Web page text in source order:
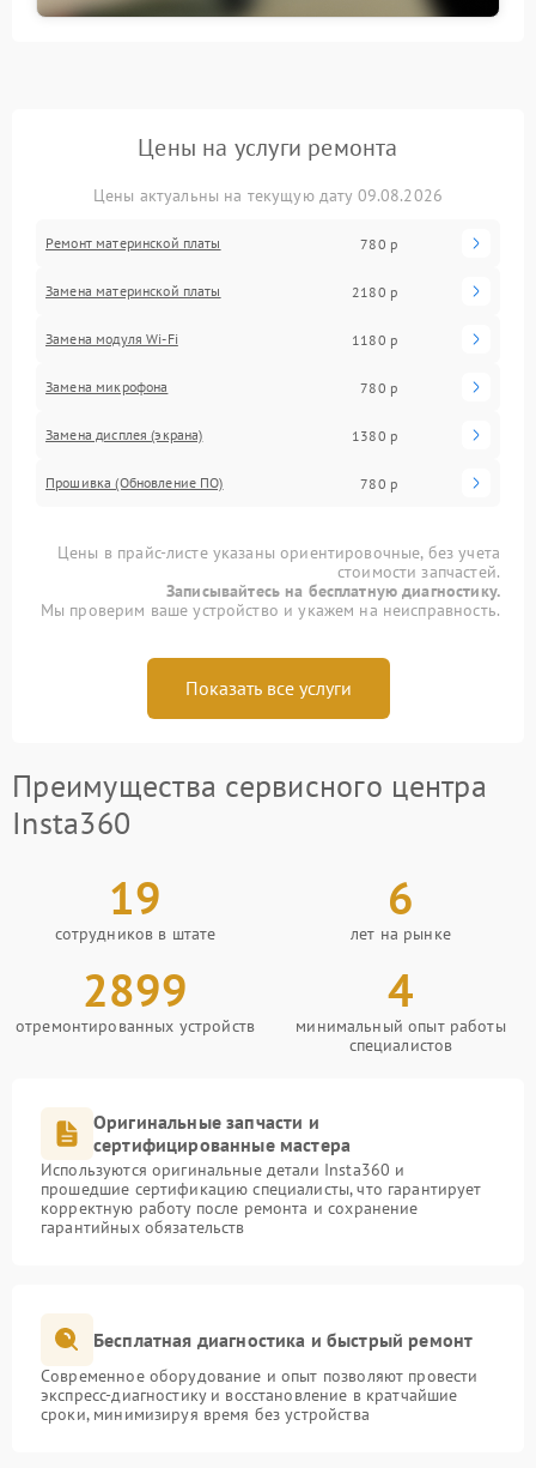
Цены на услуги ремонта
Цены актуальны на текущую дату 09.08.2026
Ремонт материнской платы 780 р
Замена материнской платы 2180 р
Замена модуля Wi-Fi 1180 р
Замена микрофона 780 р
Замена дисплея (экрана) 1380 р
Прошивка (Обновление ПО) 780 р
Цены в прайс-листе указаны ориентировочные, без учета
стоимости запчастей.
Записывайтесь на бесплатную диагностику.
Мы проверим ваше устройство и укажем на неисправность.
Показать все услуги
Преимущества сервисного центра
Insta360
19
сотрудников в штате
6
лет на рынке
2899
отремонтированных устройств
4
минимальный опыт работы
специалистов
Оригинальные запчасти и
сертифицированные мастера
Используются оригинальные детали Insta360 и
прошедшие сертификацию специалисты, что гарантирует
корректную работу после ремонта и сохранение
гарантийных обязательств
Бесплатная диагностика и быстрый ремонт
Современное оборудование и опыт позволяют провести
экспресс-диагностику и восстановление в кратчайшие
сроки, минимизируя время без устройства